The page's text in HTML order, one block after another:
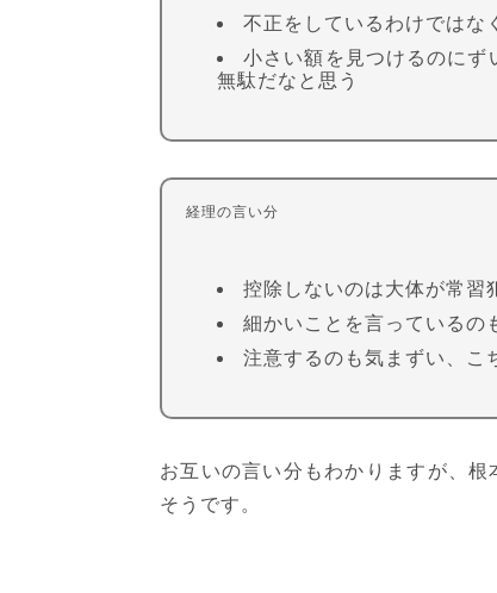
不正をしているわけではな
小さい額を見つけるのにず
無駄だなと思う
経理の言い分
控除しないのは大体が常習
細かいことを言っているの
注意するのも気まずい、こ
お互いの言い分もわかりますが、
そうです。